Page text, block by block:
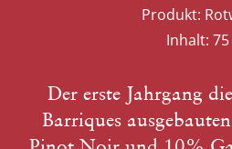
Produkt:
Inhalt:
Der erste Jahrgang
Barriques